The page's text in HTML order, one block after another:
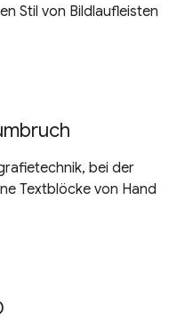
Stil von Bildlaufleisten
bei der
Textblöcke von Hand